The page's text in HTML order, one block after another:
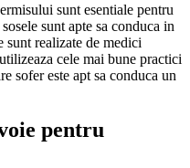
sunt esentiale pentru
sunt apte sa conduca in
sunt realizate de medici
cele mai bune practici
sofer este apt sa conduca un
pentru